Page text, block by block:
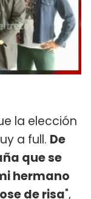
la elección
a full. De
que se
hermano
de risa",